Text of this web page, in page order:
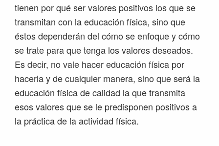
tienen por qué ser valores positivos los que se
transmitan con la educación física, sino que
éstos dependerán del cómo se enfoque y cómo
se trate para que tenga los valores deseados.
Es decir, no vale hacer educación física por
hacerla y de cualquier manera, sino que será la
educación física de calidad la que transmita
esos valores que se le predisponen positivos a
la práctica de la actividad física.